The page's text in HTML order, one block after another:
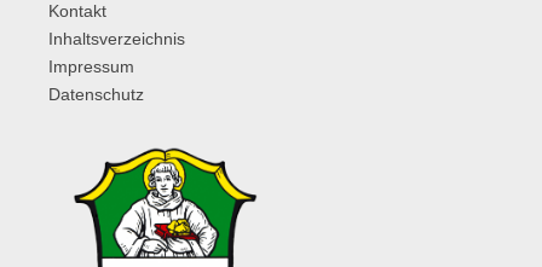
Kontakt
Inhaltsverzeichnis
Impressum
Datenschutz